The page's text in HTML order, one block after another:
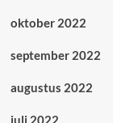
oktober 2022
september 2022
augustus 2022
juli 2022